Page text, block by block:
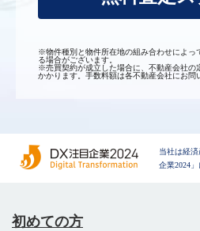
※物件種別と物件所在地の組み合わせによっ
る場合がございます。
※売買契約が成立した場合に、不動産会社の
かかります。手数料額は各不動産会社にお問
当社は経
企業2024」
初めての方